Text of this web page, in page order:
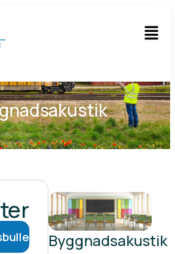
Byggnadsakustik